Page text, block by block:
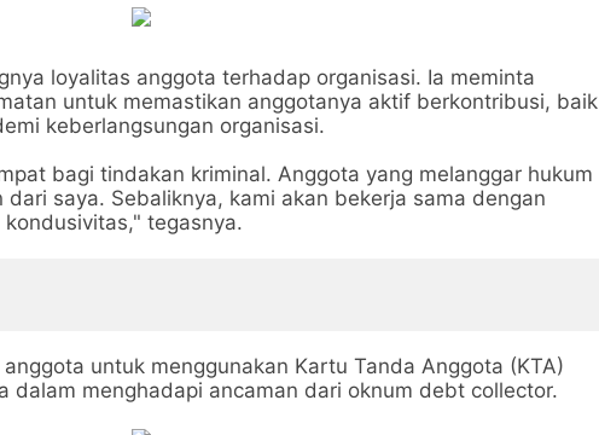
loyalitas anggota terhadap organisasi. Ia meminta
untuk memastikan anggotanya aktif berkontribusi, baik
keberlangsungan organisasi.
bagi tindakan kriminal. Anggota yang melanggar hukum
saya. Sebaliknya, kami akan bekerja sama dengan
tegasnya.
untuk menggunakan Kartu Tanda Anggota (KTA)
dalam menghadapi ancaman dari oknum debt collector.